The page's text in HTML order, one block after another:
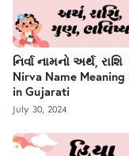
નિર્વા નામનો અર્થ, રાશિ
Nirva Name Meaning
in Gujarati
July 30, 2024